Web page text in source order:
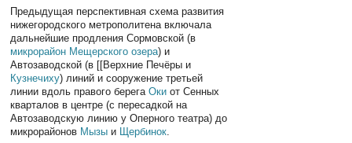
Предыдущая перспективная схема развития
нижегородского метрополитена включала
дальнейшие продления Сормовской (в
микрорайон Мещерского озера) и
Автозаводской (в [[Верхние Печёры и
Кузнечиху) линий и сооружение третьей
линии вдоль правого берегаОки от Сенных
кварталов в центре (с пересадкой на
Автозаводскую линию у Оперного театра) до
микрорайонов Мызы и Щербинок.